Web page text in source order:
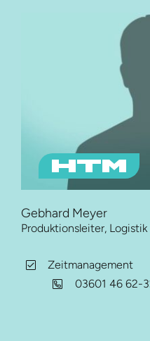
Gebhard Meyer
Produktionsleiter, Logistik
Zeitmanagement
03601 46 62-